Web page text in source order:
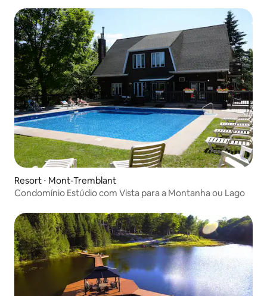
Resort ⋅ Mont-Tremblant
Condomínio Estúdio com Vista para a Montanha ou Lago